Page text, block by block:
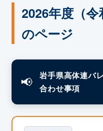
2026年度（
のページ
岩手県高体連バ
合わせ事項